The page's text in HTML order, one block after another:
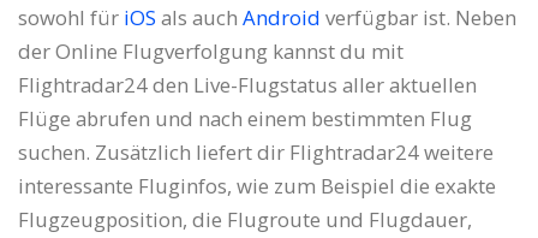
sowohl für iOS als auch Android verfügbar ist. Neben
der Online Flugverfolgung kannst du mit
Flightradar24 den Live-Flugstatus aller aktuellen
Flüge abrufen und nach einem bestimmten Flug
suchen. Zusätzlich liefert dir Flightradar24 weitere
interessante Fluginfos, wie zum Beispiel die exakte
Flugzeugposition, die Flugroute und Flugdauer,